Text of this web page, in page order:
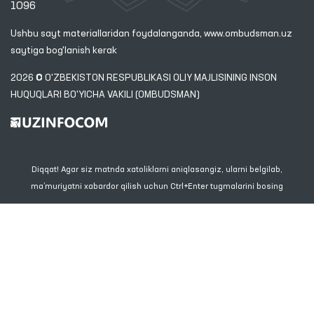
1096
Ushbu sayt materiallaridan foydalanganda, www.ombudsman.uz
saytiga bog'lanish kerak
2026 © O'ZBEKISTON RESPUBLIKASI OLIY MAJLISINING INSON
HUQUQLARI BO'YICHA VAKILI (OMBUDSMAN)
Diqqat! Agar siz matnda xatoliklarni aniqlasangiz, ularni belgilab,
ma’muriyatni xabardor qilish uchun Ctrl+Enter tugmalarini bosing